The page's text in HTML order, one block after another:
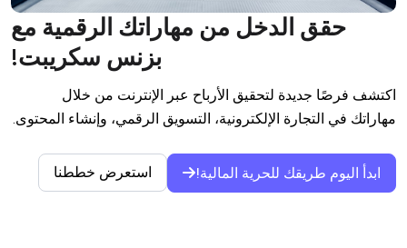
حقق الدخل من مهاراتك الرقمية مع
بزنس سكريبت!
اكتشف فرصًا جديدة لتحقيق الأرباح عبر الإنترنت من خلال
مهاراتك في التجارة الإلكترونية، التسويق الرقمي، وإنشاء المحتوى.
ابدأ اليوم طريقك للحرية المالية! استعرض خططنا